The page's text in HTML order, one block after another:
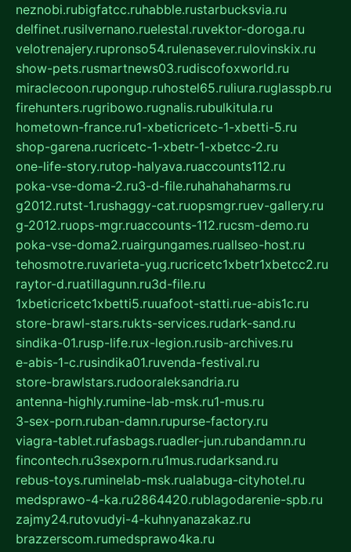
neznobi.rubigfatcc.ruhabble.rustarbucksvia.ru
delfinet.rusilvernano.ruelestal.ruvektor-doroga.ru
velotrenajery.rupronso54.rulenasever.rulovinskix.ru
show-pets.rusmartnews03.rudiscofoxworld.ru
miraclecoon.rupongup.ruhostel65.ruliura.ruglasspb.ru
firehunters.rugribowo.rugnalis.rubulkitula.ru
hometown-france.ru1-xbeticricetc-1-xbetti-5.ru
shop-garena.rucricetc-1-xbetr-1-xbetcc-2.ru
one-life-story.rutop-halyava.ruaccounts112.ru
poka-vse-doma-2.ru3-d-file.ruhahahaharms.ru
g2012.rutst-1.rushaggy-cat.ruopsmgr.ruev-gallery.ru
g-2012.ruops-mgr.ruaccounts-112.rucsm-demo.ru
poka-vse-doma2.ruairgungames.ruallseo-host.ru
tehosmotre.ruvarieta-yug.rucricetc1xbetr1xbetcc2.ru
raytor-d.ruatillagunn.ru3d-file.ru
1xbeticricetc1xbetti5.ruuafoot-statti.rue-abis1c.ru
store-brawl-stars.rukts-services.rudark-sand.ru
sindika-01.rusp-life.rux-legion.rusib-archives.ru
e-abis-1-c.rusindika01.ruvenda-festival.ru
store-brawlstars.rudooraleksandria.ru
antenna-highly.rumine-lab-msk.ru1-mus.ru
3-sex-porn.ruban-damn.rupurse-factory.ru
viagra-tablet.rufasbags.ruadler-jun.rubandamn.ru
fincontech.ru3sexporn.ru1mus.rudarksand.ru
rebus-toys.ruminelab-msk.rualabuga-cityhotel.ru
medsprawo-4-ka.ru2864420.rublagodarenie-spb.ru
zajmy24.rutovudyi-4-kuhnyanazakaz.ru
brazzerscom.rumedsprawo4ka.ru